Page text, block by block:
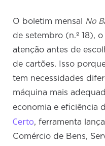
O boletim mensal No
de setembro (n.º 18),
atenção antes de
de cartões. Isso
tem necessidades
máquina mais
economia e eficiência
Certo, ferramenta
Comércio de Bens,